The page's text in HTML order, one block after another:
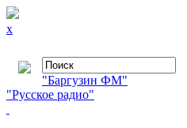
x
"Баргузин ФМ"
"Русское радио"